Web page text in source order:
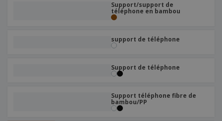
Support/support de
téléphone en bambou
support de téléphone
Support de téléphone
Support téléphone fibre de
bambou/PP